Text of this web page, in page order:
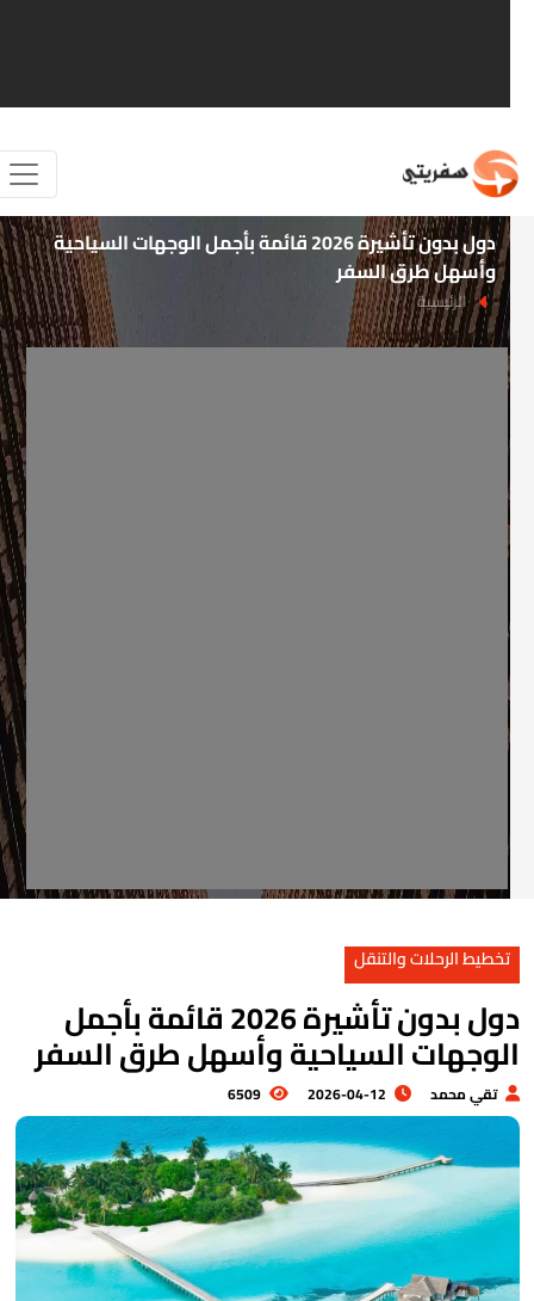
دول بدون تأشيرة 2026 قائمة بأجمل الوجهات السياحية
وأسهل طرق السفر
الرئيسية
تخطيط الرحلات والتنقل
دول بدون تأشيرة 2026 قائمة بأجمل
السياحية وأسهل طرق السفر
تقي محمد 2026-04-12
6509